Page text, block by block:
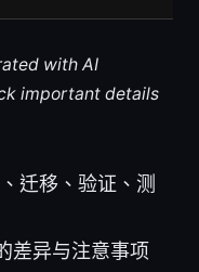
with AI
important details
迁移、验证、测
差异与注意事项